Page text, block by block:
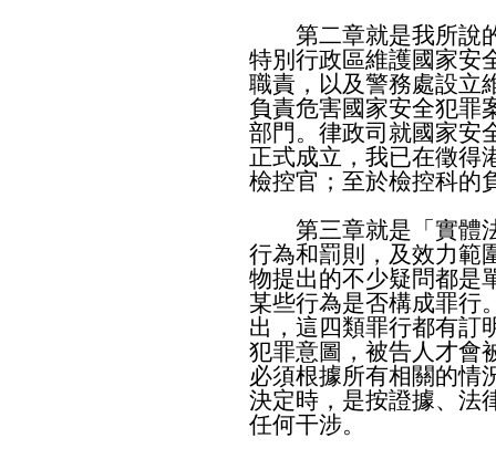
第二章就是我所說的
特別行政區維護國家安
職責，以及警務處設立
負責危害國家安全犯罪
部門。律政司就國家安
正式成立，我已在徵得
檢控官；至於檢控科的
第三章就是「實體法
行為和罰則，及效力範
物提出的不少疑問都是
某些行為是否構成罪行
出，這四類罪行都有訂
犯罪意圖，被告人才會
必須根據所有相關的情
決定時，是按證據、法
任何干涉。